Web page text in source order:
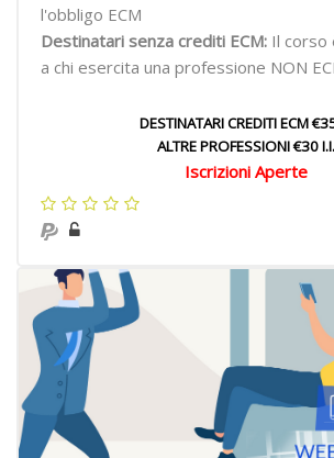
l'obbligo ECM
Destinatari senza crediti ECM: Il corso
a chi esercita una professione NON
DESTINATARI CREDITI ECM
ALTRE PROFESSIONI €30 I.I.
Iscrizioni Aperte